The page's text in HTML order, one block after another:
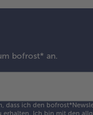
bofrost* an.
dass ich den